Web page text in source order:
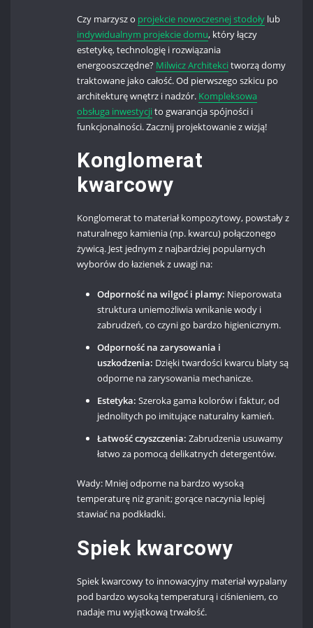
Czy marzysz o projekcie nowoczesnej stodoły lub
indywidualnym projekcie domu, który łączy
estetykę, technologię i rozwiązania
energooszczędne? Milwicz Architekcitworzą domy
traktowane jako całość. Od pierwszego szkicu po
architekturę wnętrz i nadzór. Kompleksowa
obsługa inwestycjito gwarancja spójności i
funkcjonalności. Zacznij projektowanie z wizją!
Konglomerat
kwarcowy
Konglomerat to materiał kompozytowy, powstały z
naturalnego kamienia (np. kwarcu) połączonego
żywicą. Jest jednym z najbardziej popularnych
wyborów do łazienek z uwagi na:
Odporność na wilgoć i plamy: Nieporowata
struktura uniemożliwia wnikanie wody i
zabrudzeń, co czyni go bardzo higienicznym.
Odporność na zarysowania i
uszkodzenia: Dzięki twardości kwarcu blaty są
odporne na zarysowania mechanicze.
Estetyka: Szeroka gama kolorów i faktur, od
jednolitych po imitujące naturalny kamień.
Łatwość czyszczenia: Zabrudzenia usuwamy
łatwo za pomocą delikatnych detergentów.
Wady: Mniej odporne na bardzo wysoką
temperaturę niż granit; gorące naczynia lepiej
stawiać na podkładki.
Spiek kwarcowy
Spiek kwarcowy to innowacyjny materiał wypalany
pod bardzo wysoką temperaturą i ciśnieniem, co
nadaje mu wyjątkową trwałość.